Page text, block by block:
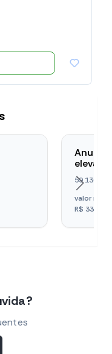
59.136
valor
R$ 338,00